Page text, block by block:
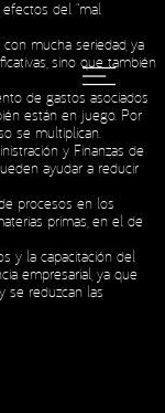
del “mal
mucha seriedad, ya
sino que también
de gastos asociados
están en juego. Por
se multiplican.
y Finanzas de
ayudar a reducir
procesos en los
primas, en el de
y la capacitación del
empresarial, ya que
se reduzcan las
Privacy Policy